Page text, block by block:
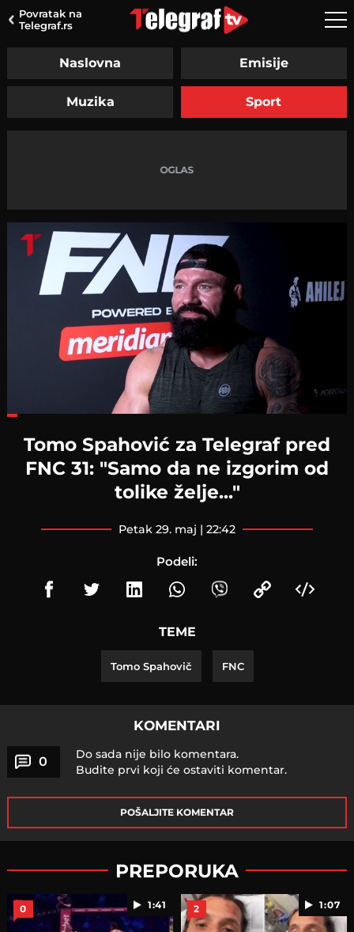
Povratak na
Telegraf.rs
Naslovna Emisije
Muzika Sport
Tomo Spahović za Telegraf pred
FNC 31: "Samo da ne izgorim od
tolike želje..."
petak 29. maj | 22:42
Podeli:
TEME
Tomo Spahovič FNC
KOMENTARI
0
Do sada nije bilo komentara.
Budite prvi koji će ostaviti komentar.
POŠALJITE KOMENTAR
PREPORUKA
1:41
0 1:07
2